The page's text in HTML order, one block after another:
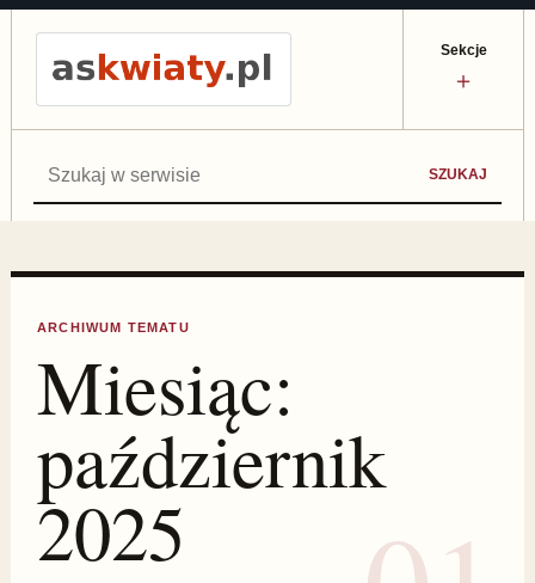
SZUKAJ
Sekcje
＋
ARCHIWUM TEMATU
Miesiąc:
październik
2025